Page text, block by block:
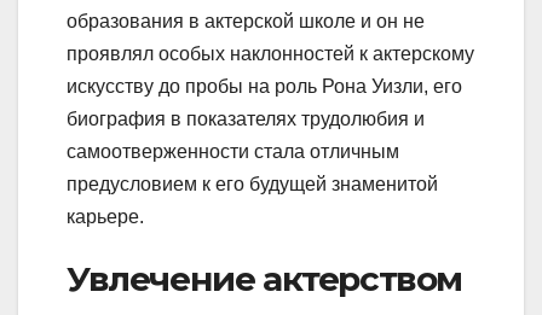
образования в актерской школе и он не
проявлял особых наклонностей к актерскому
искусству до пробы на роль Рона Уизли, его
биография в показателях трудолюбия и
самоотверженности стала отличным
предусловием к его будущей знаменитой
карьере.
Увлечение актерством